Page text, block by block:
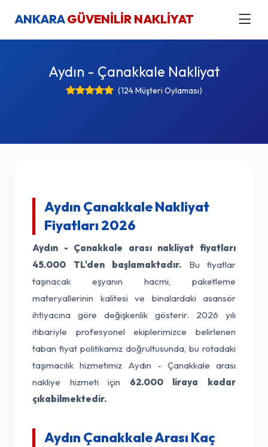
ANKARAGÜVENİLİR NAKLİYAT
Aydın - Çanakkale Nakliyat
(124 Müşteri Oylaması)
Aydın Çanakkale Nakliyat
Fiyatları 2026
Aydın - Çanakkale arası nakliyat fiyatları
45.000 TL'den başlamaktadır. Bu fiyatlar
taşınacak eşyanın hacmi, paketleme
materyallerinin kalitesi ve binalardaki asansör
ihtiyacına göre değişkenlik gösterir. 2026 yılı
itibariyle profesyonel ekiplerimizce belirlenen
taban fiyat politikamız doğrultusunda, bu rotadaki
taşımacılık hizmetimiz Aydın - Çanakkale arası
nakliye hizmeti için 62.000 liraya kadar
çıkabilmektedir.
Aydın Çanakkale Arası Kaç